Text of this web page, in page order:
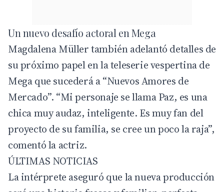
Un nuevo desafío actoral en Mega
Magdalena Müller también adelantó detalles de
su próximo papel en la teleserie vespertina de
Mega que sucederá a “Nuevos Amores de
Mercado”. “Mi personaje se llama Paz, es una
chica muy audaz, inteligente. Es muy fan del
proyecto de su familia, se cree un poco la raja”,
comentó la actriz.
ÚLTIMAS NOTICIAS
La intérprete aseguró que la nueva producción